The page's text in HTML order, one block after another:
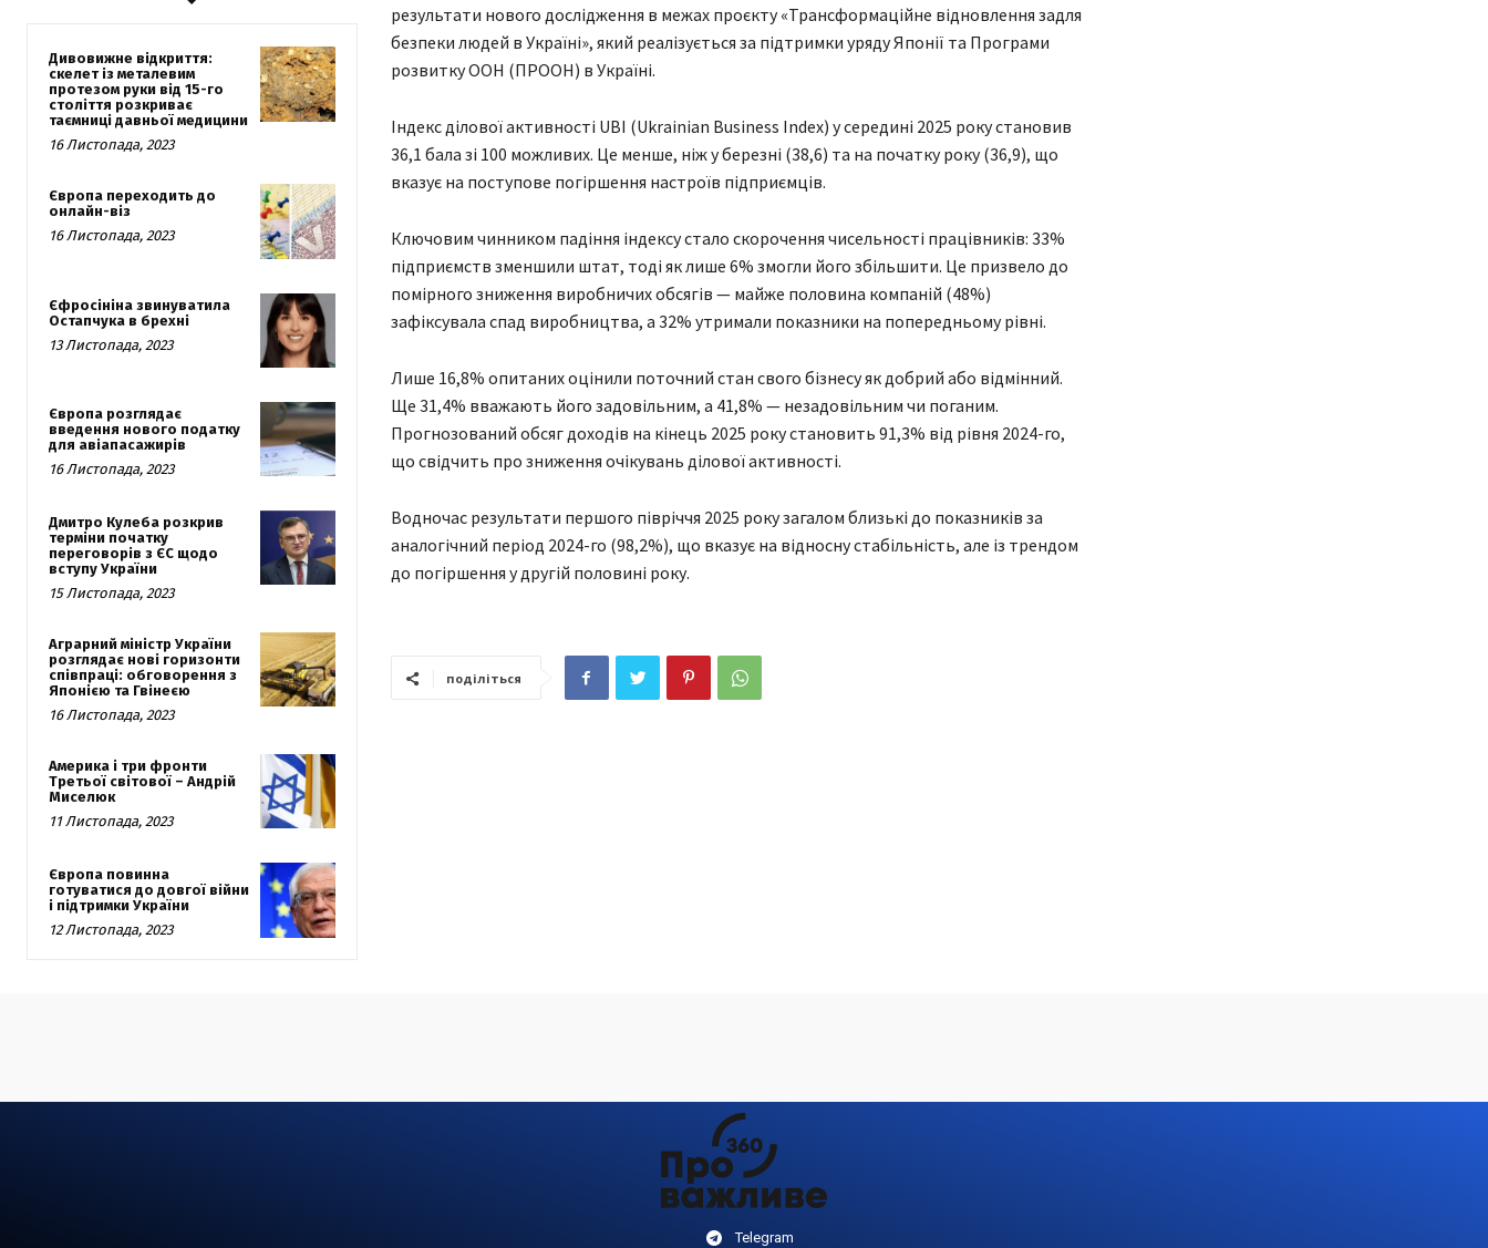
Дивовижне відкриття:
скелет із металевим
протезом руки від 15-го
століття розкриває
таємниці давньої медицини
16 Листопада, 2023
Європа переходить до
онлайн-віз
16 Листопада, 2023
Єфросініна звинуватила
Остапчука в брехні
13 Листопада, 2023
Європа розглядає
введення нового податку
для авіапасажирів
16 Листопада, 2023
Дмитро Кулеба розкрив
терміни початку
переговорів з ЄС щодо
вступу України
15 Листопада, 2023
Аграрний міністр України
розглядає нові горизонти
співпраці: обговорення з
Японією та Гвінеєю
16 Листопада, 2023
Америка і три фронти
Третьої світової – Андрій
Миселюк
11 Листопада, 2023
Європа повинна
готуватися до довгої війни
і підтримки України
12 Листопада, 2023
результати нового дослідження в межах проєкту «Трансформаційне відновлення задля
безпеки людей в Україні», який реалізується за підтримки уряду Японії та Програми
розвитку ООН (ПРООН) в Україні.
Індекс ділової активності UBI (Ukrainian Business Index) у середині 2025 року становив
36,1 бала зі 100 можливих. Це менше, ніж у березні (38,6) та на початку року (36,9), що
вказує на поступове погіршення настроїв підприємців.
Ключовим чинником падіння індексу стало скорочення чисельності працівників: 33%
підприємств зменшили штат, тоді як лише 6% змогли його збільшити. Це призвело до
помірного зниження виробничих обсягів — майже половина компаній (48%)
зафіксувала спад виробництва, а 32% утримали показники на попередньому рівні.
Лише 16,8% опитаних оцінили поточний стан свого бізнесу як добрий або відмінний.
Ще 31,4% вважають його задовільним, а 41,8% — незадовільним чи поганим.
Прогнозований обсяг доходів на кінець 2025 року становить 91,3% від рівня 2024-го,
що свідчить про зниження очікувань ділової активності.
Водночас результати першого півріччя 2025 року загалом близькі до показників за
аналогічний період 2024-го (98,2%), що вказує на відносну стабільність, але із трендом
до погіршення у другій половині року.
поділіться
Telegram